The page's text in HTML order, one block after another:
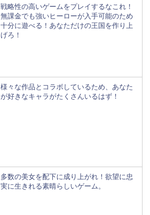
戦略性の高いゲームをプレイするなこれ！
無課金でも強いヒーローが入手可能のため
十分に遊べる！あなただけの王国を作り上
げろ！
様々な作品とコラボしているため、あなた
が好きなキャラがたくさんいるはず！
多数の美女を配下に成り上がれ！欲望に忠
実に生きれる素晴らしいゲーム。